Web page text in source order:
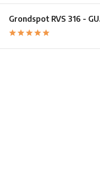
Grondspot RVS 316 -